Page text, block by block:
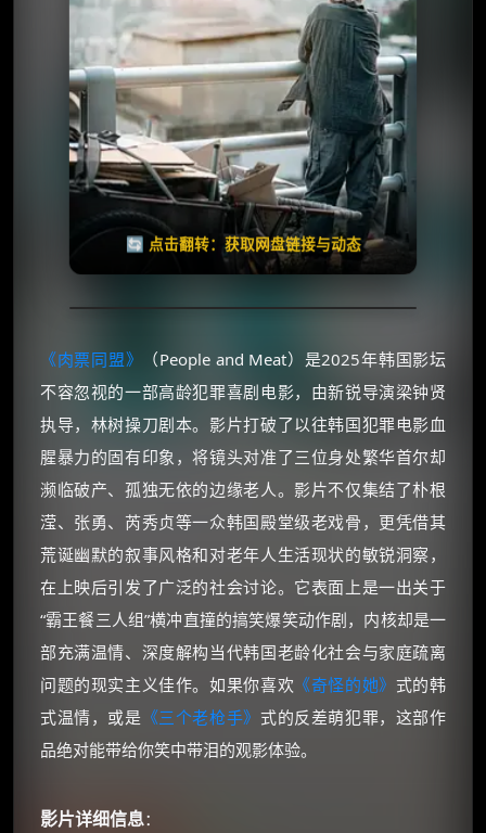
🔄 点击翻转：获取网盘链接与动态
失效请反馈
🧧️
天天领红包
《肉票同盟》
（People and Meat）是2025年韩国影坛
不容忽视的一部高龄犯罪喜剧电影，由新锐导演梁钟贤
执导，林树操刀剧本。影片打破了以往韩国犯罪电影血
腥暴力的固有印象，将镜头对准了三位身处繁华首尔却
濒临破产、孤独无依的边缘老人。影片不仅集结了朴根
滢、张勇、芮秀贞等一众韩国殿堂级老戏骨，更凭借其
荒诞幽默的叙事风格和对老年人生活现状的敏锐洞察，
在上映后引发了广泛的社会讨论。它表面上是一出关于
“霸王餐三人组”横冲直撞的搞笑爆笑动作剧，内核却是一
部充满温情、深度解构当代韩国老龄化社会与家庭疏离
问题的现实主义佳作。如果你喜欢 《奇怪的她》 式的韩
式温情，或是 《三个老枪手》 式的反差萌犯罪，这部作
品绝对能带给你笑中带泪的观影体验。
影片详细信息：